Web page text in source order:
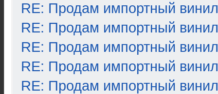
RE: Продам импортный винил
RE: Продам импортный винил
RE: Продам импортный винил
RE: Продам импортный винил
RE: Продам импортный винил